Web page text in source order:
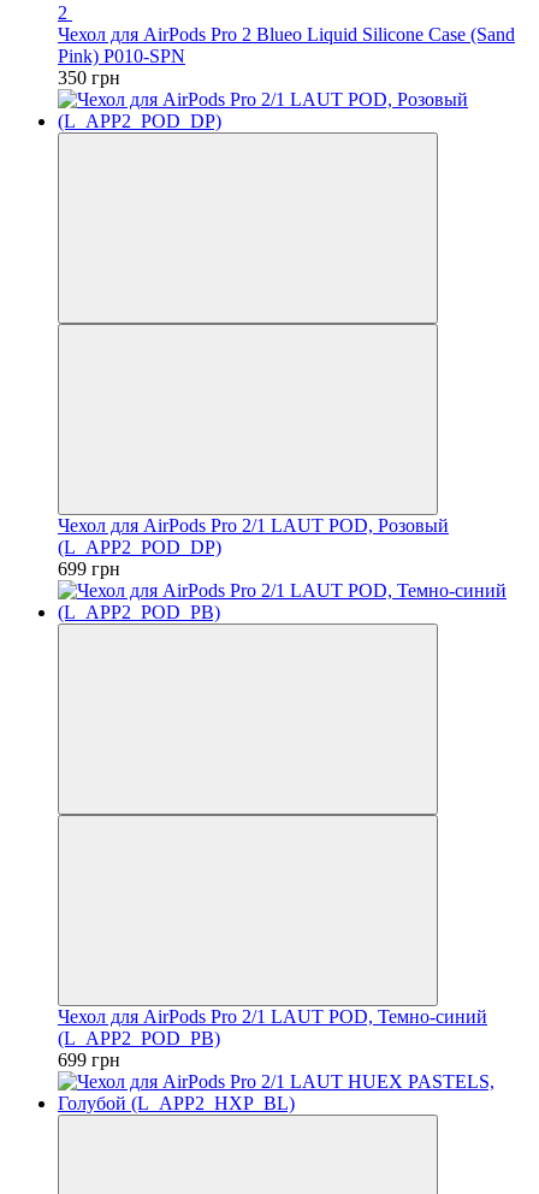
2
Чехол для AirPods Pro 2 Blueo Liquid Silicone Case (Sand
Pink) P010-SPN
350 грн
Чехол для AirPods Pro 2/1 LAUT POD, Розовый
(L_APP2_POD_DP)
699 грн
Чехол для AirPods Pro 2/1 LAUT POD, Темно-синий
(L_APP2_POD_PB)
699 грн